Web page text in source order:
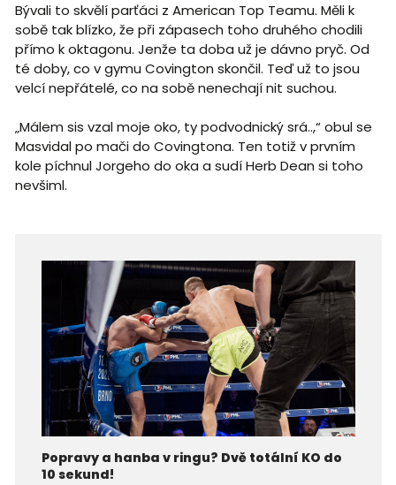
Bývali to skvělí parťáci z American Top Teamu. Měli k
sobě tak blízko, že při zápasech toho druhého chodili
přímo k oktagonu. Jenže ta doba už je dávno pryč. Od
té doby, co v gymu Covington skončil. Teď už to jsou
velcí nepřátelé, co na sobě nenechají nit suchou.
„Málem sis vzal moje oko, ty podvodnický srá..,“ obul se
Masvidal po mači do Covingtona. Ten totiž v prvním
kole píchnul Jorgeho do oka a sudí Herb Dean si toho
nevšiml.
Popravy a hanba v ringu? Dvě totální KO do
10 sekund!